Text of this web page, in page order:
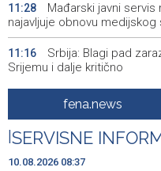
11:28
Mađarski javni
najavljuje obnovu medijskog
11:16
Srbija: Blagi pad
Srijemu i dalje kritično
In-person ticket
Festival program began this
11:08
Orange alert in place
degrees Celsius expected
fena.news
SERVISNE
10.08.2026 08:37